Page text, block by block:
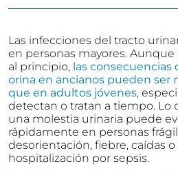
Las infecciones del tracto
en personas mayores.
al principio, las consecuencias
orina en ancianos pueden ser
que en adultos jóvenes,
detectan o tratan a tiempo. Lo
una molestia urinaria puede
rápidamente en personas
desorientación, fiebre, caídas
hospitalización por sepsis.